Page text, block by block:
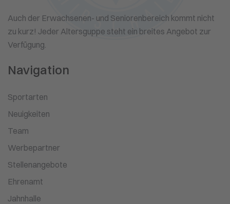
Auch der Erwachsenen- und Seniorenbereich kommt nicht
zu kurz! Jeder Altersguppe steht ein breites Angebot zur
Verfügung.
Navigation
Sportarten
Neuigkeiten
Team
Werbepartner
Stellenangebote
Ehrenamt
Jahnhalle